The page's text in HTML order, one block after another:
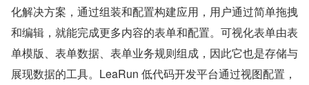
化解决方案，通过组装和配置构建应用，用户通过简单拖拽
和编辑，就能完成更多内容的表单和配置。可视化表单由表
单模版、表单数据、表单业务规则组成，因此它也是存储与
展现数据的工具。LeaRun 低代码开发平台通过视图配置，